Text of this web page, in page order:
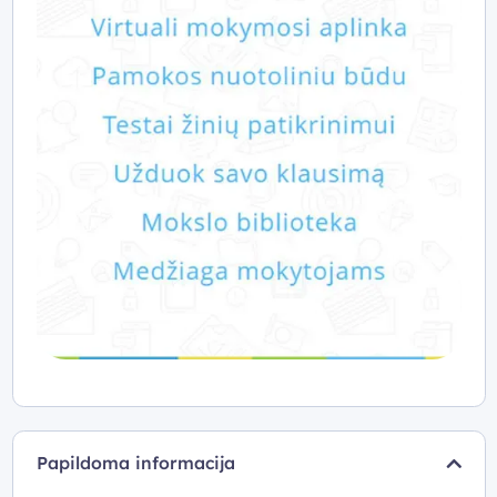
mokomoji medžiaga padeda pagerinti ir paįvairinti
valstybines ugdymo programas. Mokslo bazė yra
patogi priemonė mokytis, savalaikei informacijai gauti,
taip pat puiki papildoma priemonė paįvairinanti
ugdymo procesą.
Papildoma informacija